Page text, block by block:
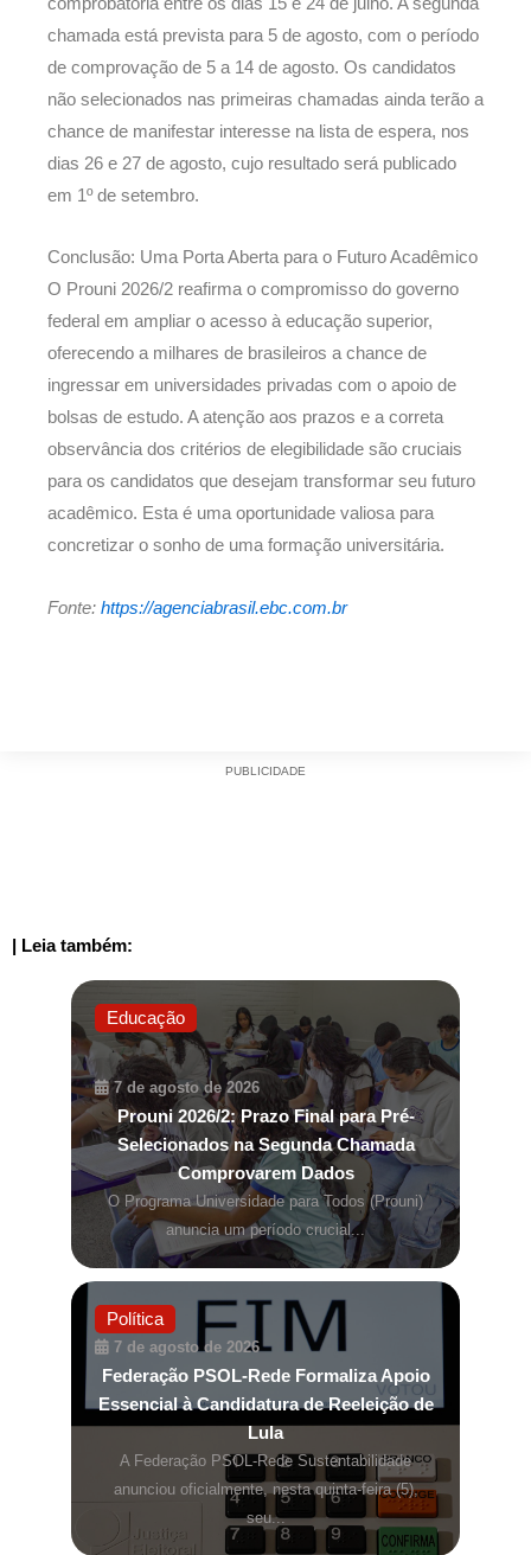
chamada está prevista para 5 de agosto, com o período
de comprovação de 5 a 14 de agosto. Os candidatos
não selecionados nas primeiras chamadas ainda terão a
chance de manifestar interesse na lista de espera, nos
dias 26 e 27 de agosto, cujo resultado será publicado
em 1º de setembro.
Conclusão: Uma Porta Aberta para o Futuro Acadêmico
O Prouni 2026/2 reafirma o compromisso do governo
federal em ampliar o acesso à educação superior,
oferecendo a milhares de brasileiros a chance de
ingressar em universidades privadas com o apoio de
bolsas de estudo. A atenção aos prazos e a correta
observância dos critérios de elegibilidade são cruciais
para os candidatos que desejam transformar seu futuro
acadêmico. Esta é uma oportunidade valiosa para
concretizar o sonho de uma formação universitária.
Fonte: https://agenciabrasil.ebc.com.br
PUBLICIDADE
| Leia também:
Educação
7 de agosto de 2026
Prouni 2026/2: Prazo Final para Pré-
Selecionados na Segunda Chamada
Comprovarem Dados
O Programa Universidade para Todos (Prouni)
anuncia um período crucial...
Política
7 de agosto de 2026
Federação PSOL-Rede Formaliza Apoio
Essencial à Candidatura de Reeleição de
Lula
A Federação PSOL-Rede Sustentabilidade
anunciou oficialmente, nesta quinta-feira (5),
seu...